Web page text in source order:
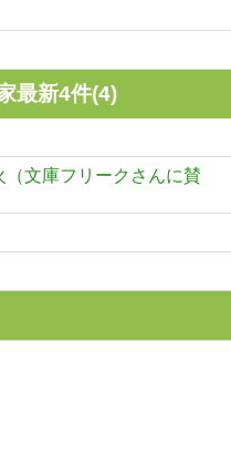
最新4件(4)
（文庫フリークさんに賛